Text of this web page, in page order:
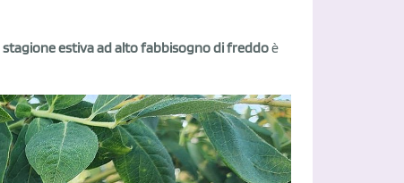
stagione estiva ad alto fabbisogno di freddoè